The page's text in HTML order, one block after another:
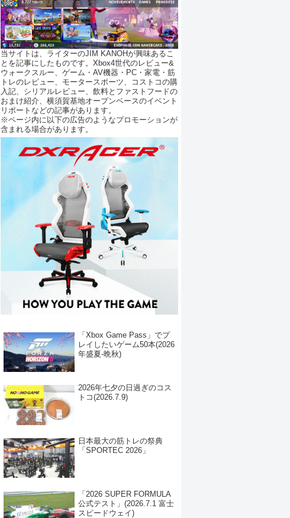
当サイトは、ライターのJIM KANOHが興味あるこ
とを記事にしたものです。Xbox4世代のレビュー&
ウォークスルー、ゲーム・AV機器・PC・家電・筋
トレのレビュー、モータースポーツ、コストコの購
入記、シリアルレビュー、飲料とファストフードの
おまけ紹介、横須賀基地オープンベースのイベント
リポートなどの記事があります。
※ページ内に以下の広告のようなプロモーションが
含まれる場合があります。
「Xbox Game Pass」でプ
レイしたいゲーム50本(2026
年盛夏-晩秋)
2026年七夕の日過ぎのコス
トコ(2026.7.9)
日本最大の筋トレの祭典
「SPORTEC 2026」
「2026 SUPER FORMULA
公式テスト」(2026.7.1 富士
スピードウェイ)